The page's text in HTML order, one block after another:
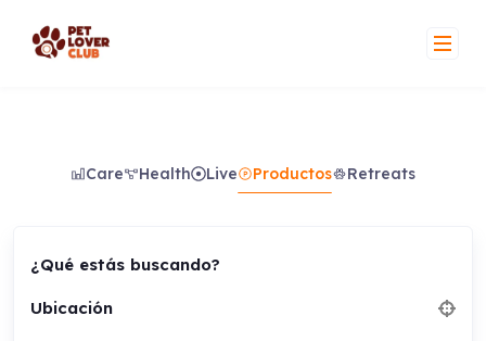
content
Care Health Live Productos Retreats
¿Qué estás buscando?
Ubicación